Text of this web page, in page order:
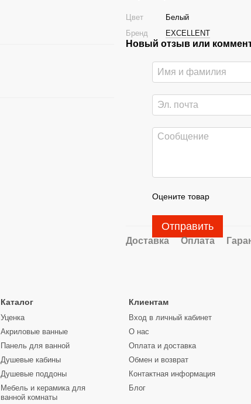
Цвет
Белый
Бренд
EXCELLENT
Новый отзыв или
Оцените товар
Отправить
Доставка Оплата
Каталог
Уценка
Акриловые ванные
Панель для ванной
Душевые кабины
Душевые поддоны
Мебель и керамика для
ванной комнаты
Клиентам
Вход в личный кабинет
О нас
Оплата и доставка
Обмен и возврат
Контактная информация
Блог